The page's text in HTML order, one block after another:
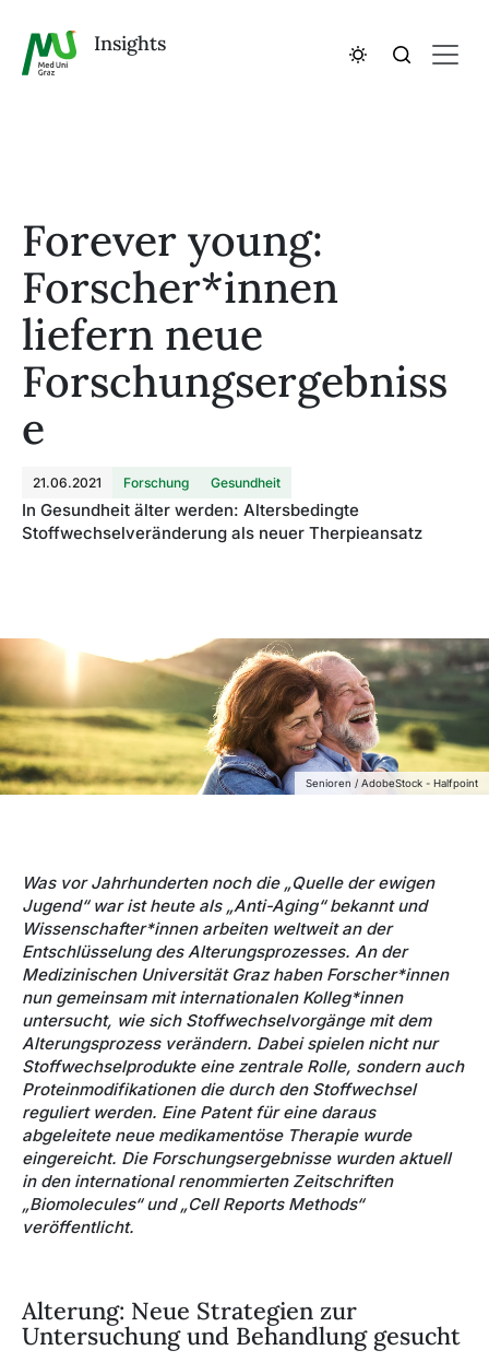
Insights
Forever young:
Forscher*innen
liefern neue
Forschungsergebniss
e
21.06.2021 Forschung Gesundheit
In Gesundheit älter werden: Altersbedingte
Stoffwechselveränderung als neuer Therpieansatz
Senioren / AdobeStock - Halfpoint
Was vor Jahrhunderten noch die „Quelle der ewigen
Jugend“ war ist heute als „Anti-Aging“ bekannt und
Wissenschafter*innen arbeiten weltweit an der
Entschlüsselung des Alterungsprozesses. An der
Medizinischen Universität Graz haben Forscher*innen
nun gemeinsam mit internationalen Kolleg*innen
untersucht, wie sich Stoffwechselvorgänge mit dem
Alterungsprozess verändern. Dabei spielen nicht nur
Stoffwechselprodukte eine zentrale Rolle, sondern auch
Proteinmodifikationen die durch den Stoffwechsel
reguliert werden. Eine Patent für eine daraus
abgeleitete neue medikamentöse Therapie wurde
eingereicht. Die Forschungsergebnisse wurden aktuell
in den international renommierten Zeitschriften
„Biomolecules“ und „Cell Reports Methods“
veröffentlicht.
Alterung: Neue Strategien zur
Untersuchung und Behandlung gesucht